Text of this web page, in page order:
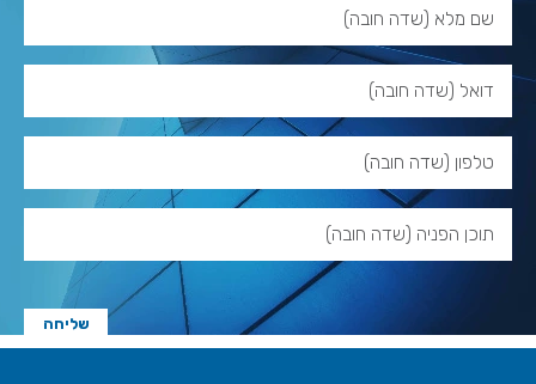
שם מלא (שדה חובה)
דואל (שדה חובה)
טלפון (שדה חובה)
תוכן הפניה (שדה חובה)